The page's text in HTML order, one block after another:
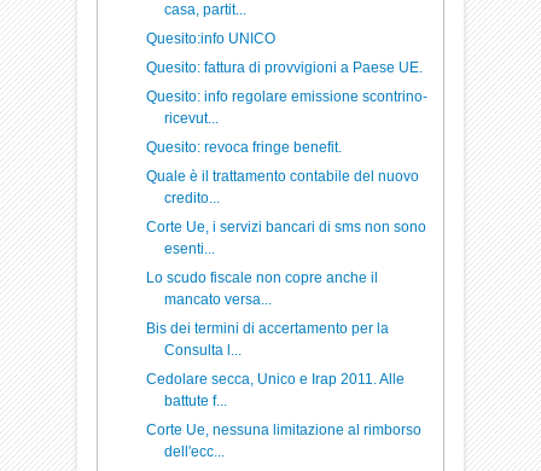
casa, partit...
Quesito:info UNICO
Quesito: fattura di provvigioni a Paese UE.
Quesito: info regolare emissione scontrino-
ricevut...
Quesito: revoca fringe benefit.
Quale è il trattamento contabile del nuovo
credito...
Corte Ue, i servizi bancari di sms non sono
esenti...
Lo scudo fiscale non copre anche il
mancato versa...
Bis dei termini di accertamento per la
Consulta l...
Cedolare secca, Unico e Irap 2011. Alle
battute f...
Corte Ue, nessuna limitazione al rimborso
dell'ecc...